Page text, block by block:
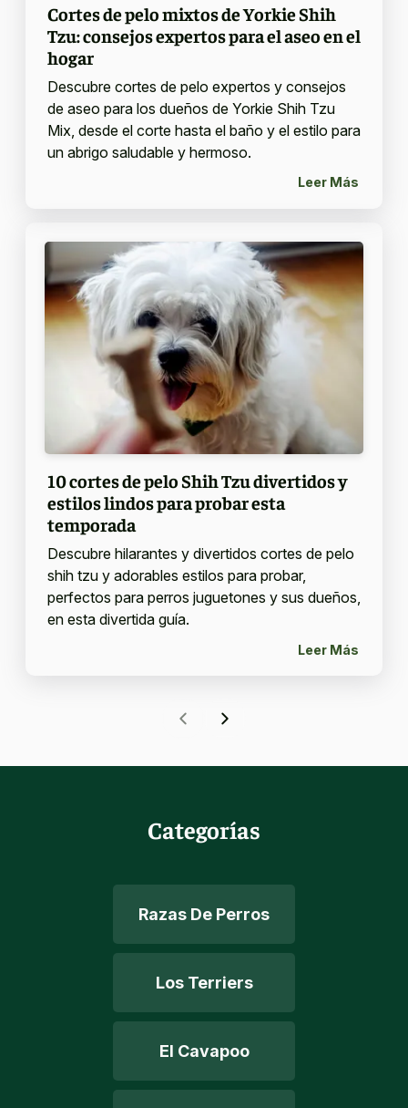
Cortes de pelo mixtos de Yorkie Shih
Tzu: consejos expertos para el aseo en el
hogar
Descubre cortes de pelo expertos y consejos
de aseo para los dueños de Yorkie Shih Tzu
Mix, desde el corte hasta el baño y el estilo para
un abrigo saludable y hermoso.
Leer Más
10 cortes de pelo Shih Tzu divertidos y
estilos lindos para probar esta
temporada
Descubre hilarantes y divertidos cortes de pelo
shih tzu y adorables estilos para probar,
perfectos para perros juguetones y sus dueños,
en esta divertida guía.
Leer Más
Categorías
Razas De Perros
Los Terriers
El Cavapoo